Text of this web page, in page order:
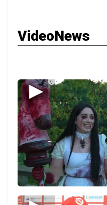
VideoNews
▶